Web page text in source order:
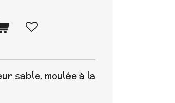
sable, moulée à la